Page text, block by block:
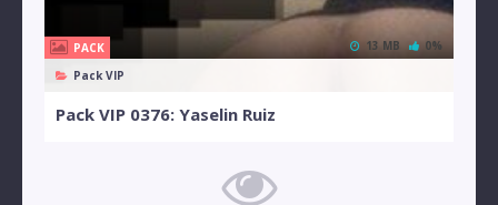
PACK
Pack VIP
13 MB 0%
Pack VIP 0376: Yaselin Ruiz